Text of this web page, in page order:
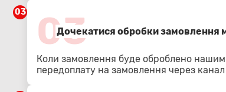
03 03
Дочекатися обробки замовлення
Коли замовлення буде оброблено
передоплату на замовлення через